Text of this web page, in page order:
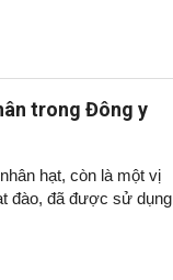
trong Đông y
hạt, còn là một vị
đào, đã được sử dụng